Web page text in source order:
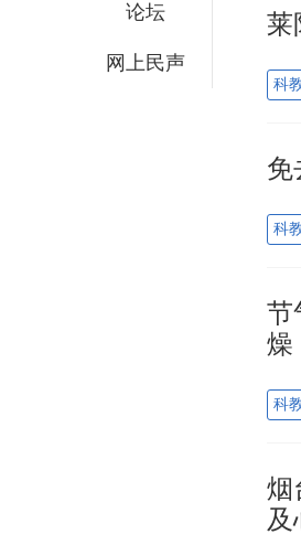
莱
科
免
科
节
燥
科
烟
及
论坛
网上民声